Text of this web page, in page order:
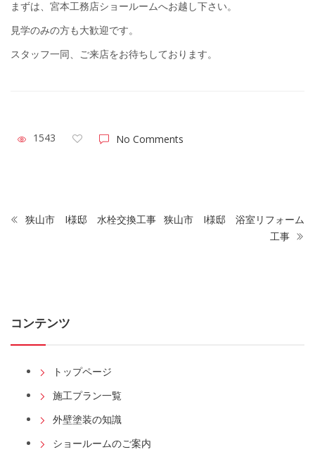
まずは、宮本工務店ショールームへお越し下さい。
見学のみの方も大歓迎です。
スタッフ一同、ご来店をお待ちしております。
1543 No Comments
狭山市 I様邸 水栓交換工事 狭山市 I様邸 浴室リフォーム
工事
コンテンツ
トップページ
施工プラン一覧
外壁塗装の知識
ショールームのご案内